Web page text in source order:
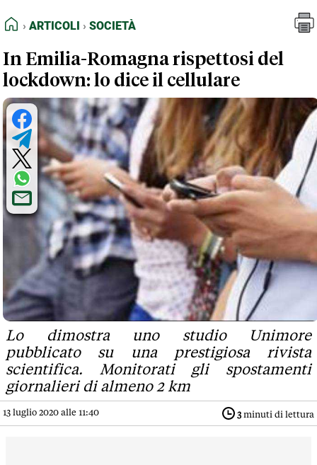
FEED RSS
NORMATIVE DEONTOLOGICHE
TERMINI e CONDIZIONI
HOME
ARTICOLI SOCIETÀ
In Emilia-Romagna rispettosi del
lockdown: lo dice il cellulare
Lo dimostra uno studio Unimore
pubblicato su una prestigiosa rivista
scientifica. Monitorati gli spostamenti
giornalieri di almeno 2 km
13 luglio 2020 alle 11:40 3minuti di lettura